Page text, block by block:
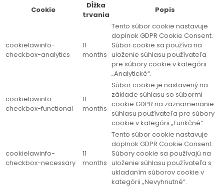
Cookie
Dĺžka
trvania
Popis
cookielawinfo-
checkbox-analytics
11
months
Tento súbor cookie nastavuje
doplnok GDPR Cookie Consent.
Súbor cookie sa používa na
uloženie súhlasu používateľa
pre súbory cookie v kategórii
„Analytické“.
cookielawinfo-
checkbox-functional
11
months
Súbor cookie je nastavený na
základe súhlasu so súbormi
cookie GDPR na zaznamenanie
súhlasu používateľa pre súbory
cookie v kategórii „Funkčné“.
cookielawinfo-
checkbox-necessary
11
months
Tento súbor cookie nastavuje
doplnok GDPR Cookie Consent.
Súbory cookie sa používajú na
uloženie súhlasu používateľa s
ukladaním súborov cookie v
kategórii „Nevyhnutné“.